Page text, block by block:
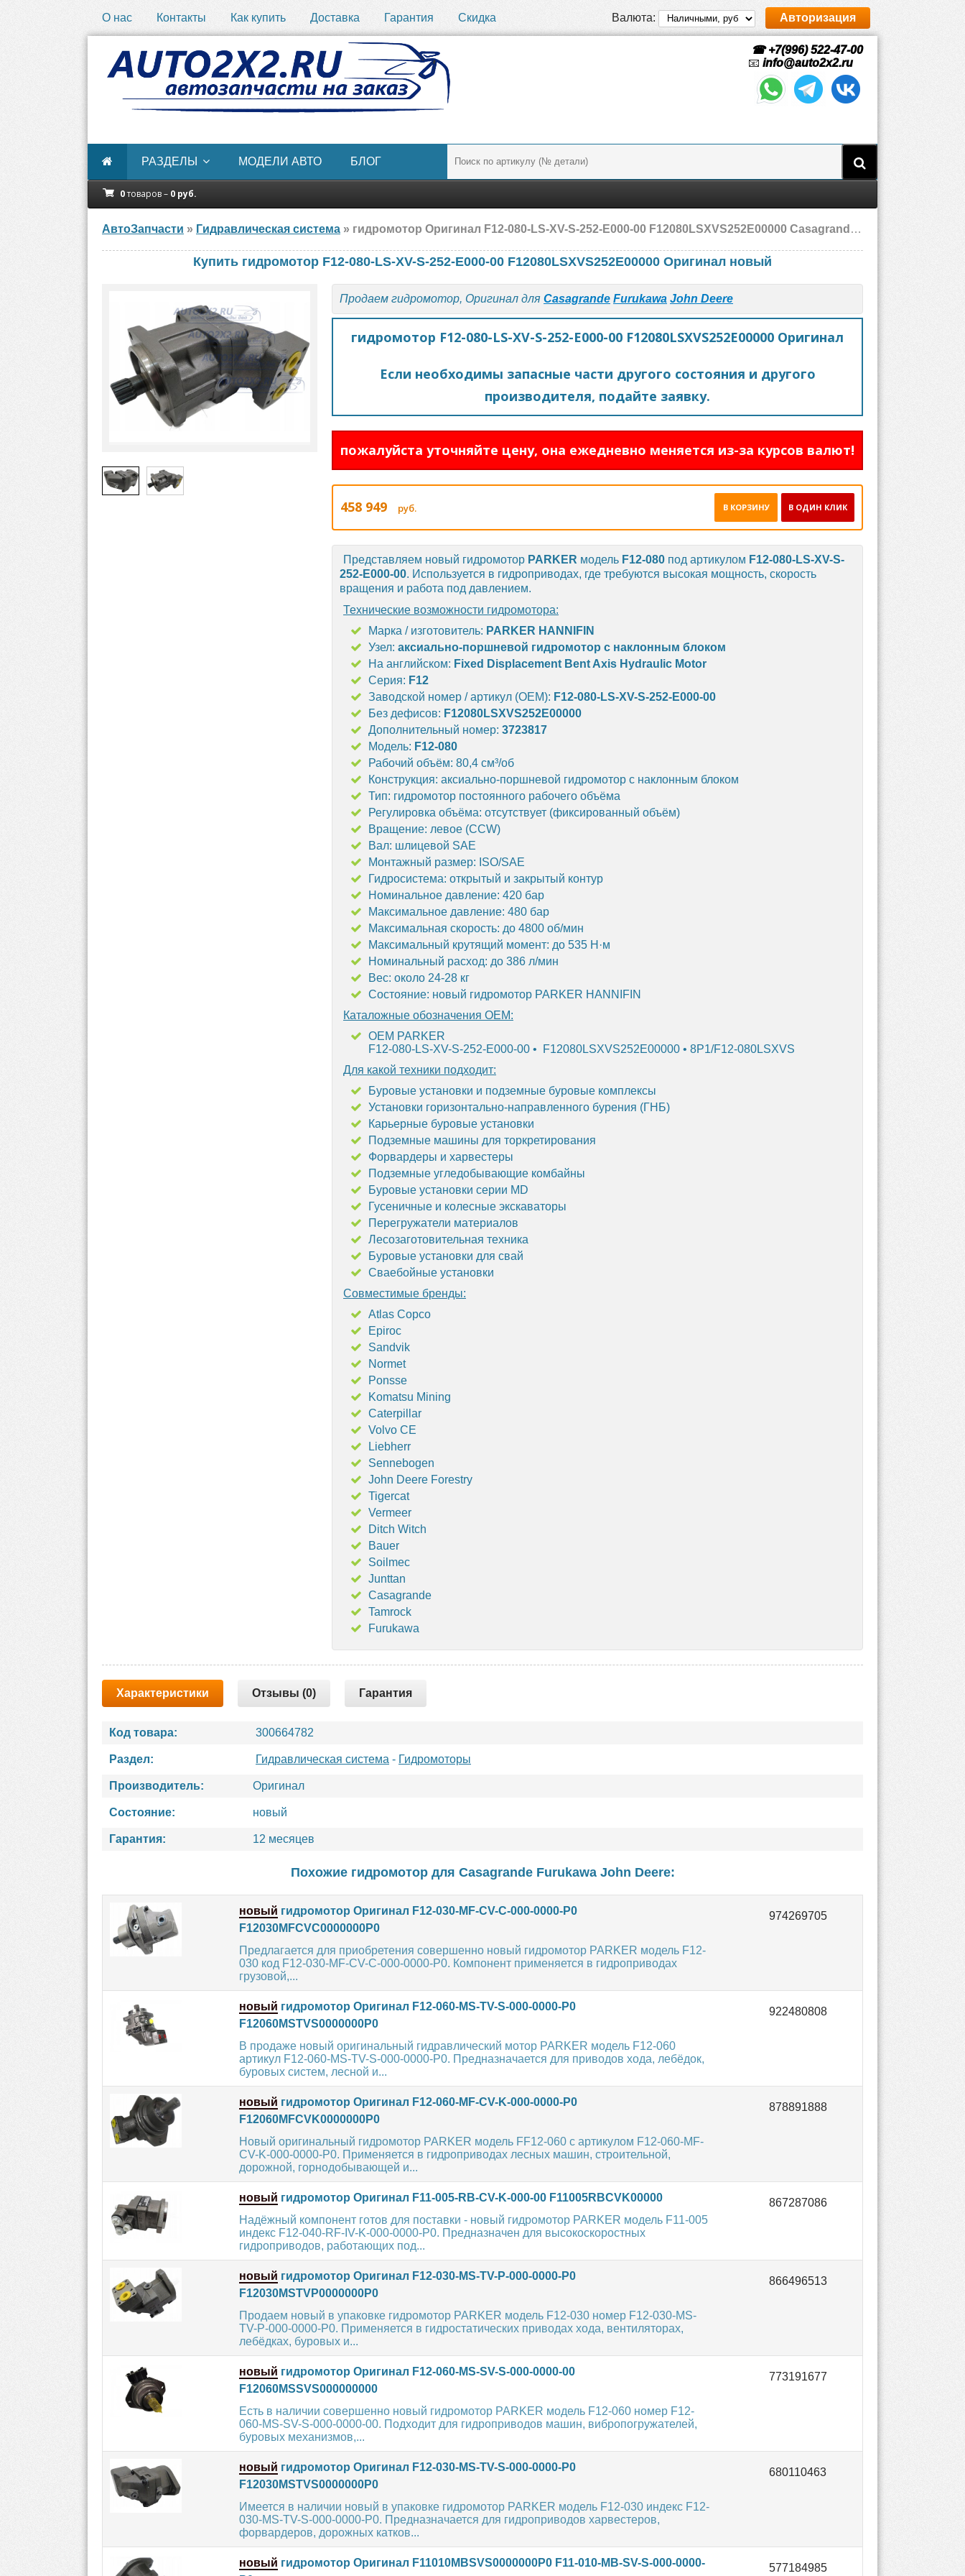
О нас Контакты Как купить Доставка Гарантия Скидка Валюта: Авторизация
☎ +7(996) 522-47-00
📧 info@auto2x2.ru
РАЗДЕЛЫ МОДЕЛИ АВТО БЛОГ
0товаров – 0 руб.
АвтоЗапчасти » Гидравлическая система » гидромотор Оригинал F12-080-LS-XV-S-252-E000-00 F12080LSXVS252E00000 Casagrande, Furukawa, John Deere, новый
Купить гидромотор F12-080-LS-XV-S-252-E000-00 F12080LSXVS252E00000 Оригинал новый
Продаем гидромотор, Оригинал для Casagrande Furukawa John Deere
гидромотор F12-080-LS-XV-S-252-E000-00 F12080LSXVS252E00000 Оригинал
Если необходимы запасные части другого состояния и другого
производителя, подайте заявку.
пожалуйста уточняйте цену, она ежедневно меняется из-за курсов валют!
458 949 руб. В ОДИН КЛИК
В КОРЗИНУ
Представляем новый гидромотор PARKER модель F12-080 под артикулом F12-080-LS-XV-S-
252-E000-00. Используется в гидроприводах, где требуются высокая мощность, скорость
вращения и работа под давлением.
Технические возможности гидромотора:
Марка / изготовитель: PARKER HANNIFIN
Узел: аксиально-поршневой гидромотор с наклонным блоком
На английском: Fixed Displacement Bent Axis Hydraulic Motor
Серия: F12
Заводской номер / артикул (OEM): F12-080-LS-XV-S-252-E000-00
Без дефисов: F12080LSXVS252E00000
Дополнительный номер: 3723817
Модель: F12-080
Рабочий объём: 80,4 см³/об
Конструкция: аксиально-поршневой гидромотор с наклонным блоком
Тип: гидромотор постоянного рабочего объёма
Регулировка объёма: отсутствует (фиксированный объём)
Вращение: левое (CCW)
Вал: шлицевой SAE
Монтажный размер: ISO/SAE
Гидросистема: открытый и закрытый контур
Номинальное давление: 420 бар
Максимальное давление: 480 бар
Максимальная скорость: до 4800 об/мин
Максимальный крутящий момент: до 535 Н·м
Номинальный расход: до 386 л/мин
Вес: около 24-28 кг
Состояние: новый гидромотор PARKER HANNIFIN
Каталожные обозначения OEM:
OEM PARKER
F12-080-LS-XV-S-252-E000-00 • F12080LSXVS252E00000 • 8P1/F12-080LSXVS
Для какой техники подходит:
Буровые установки и подземные буровые комплексы
Установки горизонтально-направленного бурения (ГНБ)
Карьерные буровые установки
Подземные машины для торкретирования
Форвардеры и харвестеры
Подземные угледобывающие комбайны
Буровые установки серии MD
Гусеничные и колесные экскаваторы
Перегружатели материалов
Лесозаготовительная техника
Буровые установки для свай
Сваебойные установки
Совместимые бренды:
Atlas Copco
Epiroc
Sandvik
Normet
Ponsse
Komatsu Mining
Caterpillar
Volvo CE
Liebherr
Sennebogen
John Deere Forestry
Tigercat
Vermeer
Ditch Witch
Bauer
Soilmec
Junttan
Casagrande
Tamrock
Furukawa
Характеристики Отзывы (0) Гарантия
Код товара: 300664782
Раздел: Гидравлическая система - Гидромоторы
Производитель: Оригинал
Состояние: новый
Гарантия: 12 месяцев
Похожие гидромотор для Casagrande Furukawa John Deere:
новый гидромотор Оригинал F12-030-MF-CV-C-000-0000-P0
F12030MFCVC0000000P0
Предлагается для приобретения совершенно новый гидромотор PARKER модель F12-
030 код F12-030-MF-CV-C-000-0000-P0. Компонент применяется в гидроприводах
грузовой,...
новый гидромотор Оригинал F12-060-MS-TV-S-000-0000-P0
F12060MSTVS0000000P0
В продаже новый оригинальный гидравлический мотор PARKER модель F12-060
артикул F12-060-MS-TV-S-000-0000-P0. Предназначается для приводов хода, лебёдок,
буровых систем, лесной и...
новый гидромотор Оригинал F12-060-MF-CV-K-000-0000-P0
F12060MFCVK0000000P0
Новый оригинальный гидромотор PARKER модель FF12-060 с артикулом F12-060-MF-
CV-K-000-0000-P0. Применяется в гидроприводах лесных машин, строительной,
дорожной, горнодобывающей и...
новый гидромотор Оригинал F11-005-RB-CV-K-000-00 F11005RBCVK00000
Надёжный компонент готов для поставки - новый гидромотор PARKER модель F11-005
индекс F12-040-RF-IV-K-000-0000-P0. Предназначен для высокоскоростных
гидроприводов, работающих под...
новый гидромотор Оригинал F12-030-MS-TV-P-000-0000-P0
F12030MSTVP0000000P0
Продаем новый в упаковке гидромотор PARKER модель F12-030 номер F12-030-MS-
TV-P-000-0000-P0. Применяется в гидростатических приводах хода, вентиляторах,
лебёдках, буровых и...
новый гидромотор Оригинал F12-060-MS-SV-S-000-0000-00
F12060MSSVS000000000
Есть в наличии совершенно новый гидромотор PARKER модель F12-060 номер F12-
060-MS-SV-S-000-0000-00. Подходит для гидроприводов машин, вибропогружателей,
буровых механизмов,...
новый гидромотор Оригинал F12-030-MS-TV-S-000-0000-P0
F12030MSTVS0000000P0
Имеется в наличии новый в упаковке гидромотор PARKER модель F12-030 индекс F12-
030-MS-TV-S-000-0000-P0. Предназначается для гидроприводов харвестеров,
форвардеров, дорожных катков...
новый гидромотор Оригинал F11010MBSVS0000000P0 F11-010-MB-SV-S-000-0000-